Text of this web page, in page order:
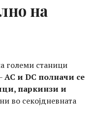
на
големи станици
AC и DC полначи се
паркинзи и
во секојдневната